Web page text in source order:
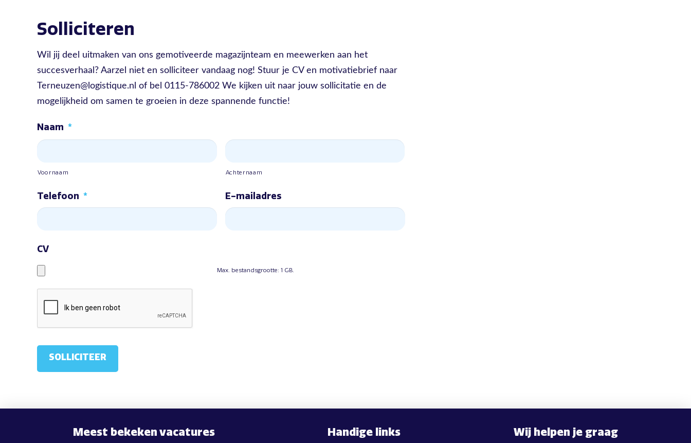
Solliciteren
Wil jij deel uitmaken van ons gemotiveerde magazijnteam en meewerken aan het
succesverhaal? Aarzel niet en solliciteer vandaag nog! Stuur je CV en motivatiebrief naar
Terneuzen@logistique.nl of bel 0115-786002 We kijken uit naar jouw sollicitatie en de
mogelijkheid om samen te groeien in deze spannende functie!
Naam *
Voornaam Achternaam
Telefoon * E-mailadres
CV
Max. bestandsgrootte: 1 GB.
Meest bekeken vacatures Handige links Wij helpen je graag